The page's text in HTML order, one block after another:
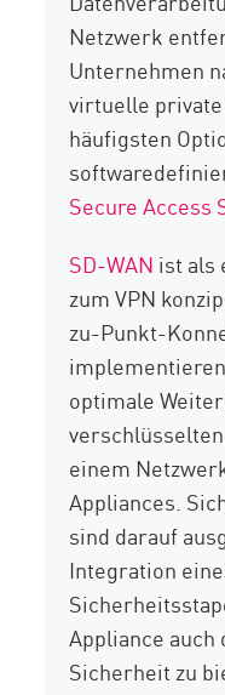
Netzwerk
Unternehmen
virtuelle
häufigsten
Secure Access
SD-WAN ist als
zum VPN
zu-Punkt-
optimale
einem
Appliances.
sind darauf
Integration
Appliance
Sicherheit zu